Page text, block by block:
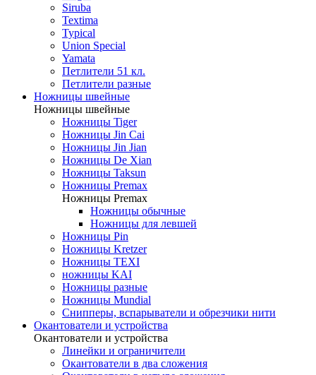
Siruba
Textima
Typical
Union Special
Yamata
Петлители 51 кл.
Петлители разные
Ножницы швейные
Ножницы швейные
Ножницы Tiger
Ножницы Jin Cai
Ножницы Jin Jian
Ножницы De Xian
Ножницы Taksun
Ножницы Premax
Ножницы Premax
Ножницы обычные
Ножницы для левшей
Ножницы Pin
Ножницы Kretzer
Ножницы TEXI
ножницы KAI
Ножницы разные
Ножницы Mundial
Снипперы, вспарыватели и обрезчики нити
Окантователи и устройства
Окантователи и устройства
Линейки и ограничители
Окантователи в два сложения